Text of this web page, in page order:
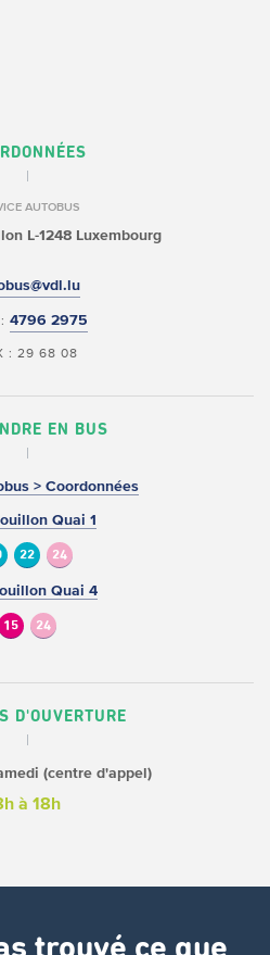
AUTOBUS
L-1248 Luxembourg
4796 2975
: 29 68 08
EN BUS
> Coordonnées
Quai 1
22 24
Quai 4
15 24
D'OUVERTURE
(centre d'appel)
à 18h